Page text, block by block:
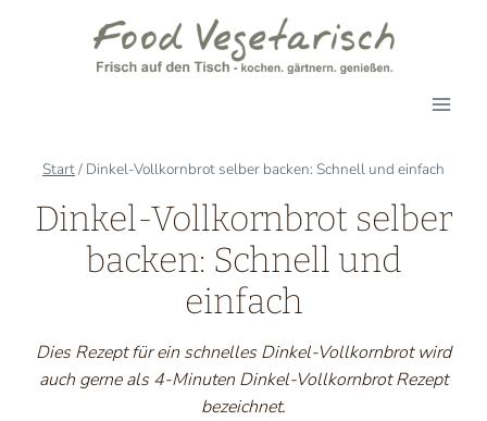
Start/ Dinkel-Vollkornbrot selber backen: Schnell und einfach
Dinkel-Vollkornbrot selber
backen: Schnell und
einfach
Dies Rezept für ein schnelles Dinkel-Vollkornbrot wird
auch gerne als 4-Minuten Dinkel-Vollkornbrot Rezept
bezeichnet.